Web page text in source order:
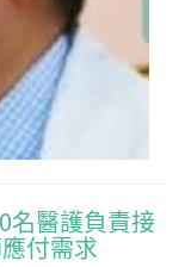
名醫護負責接
付需求